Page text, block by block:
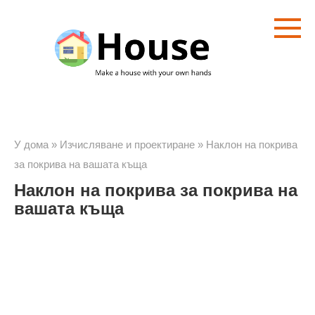
съдържанието
У дома » Изчисляване и проектиране » Наклон на покрива
за покрива на вашата къща
Наклон на покрива за покрива на
вашата къща